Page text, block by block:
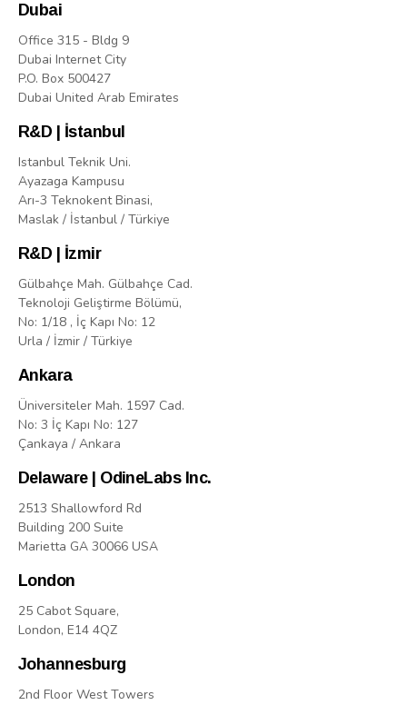
Dubai
Office 315 - Bldg 9
Dubai Internet City
P.O. Box 500427
Dubai United Arab Emirates
R&D | İstanbul
Istanbul Teknik Uni.
Ayazaga Kampusu
Arı-3 Teknokent Binasi,
Maslak / İstanbul / Türkiye
R&D | İzmir
Gülbahçe Mah. Gülbahçe Cad.
Teknoloji Geliştirme Bölümü,
No: 1/18 , İç Kapı No: 12
Urla / İzmir / Türkiye
Ankara
Üniversiteler Mah. 1597 Cad.
No: 3 İç Kapı No: 127
Çankaya / Ankara
Delaware | OdineLabs Inc.
2513 Shallowford Rd
Building 200 Suite
Marietta GA 30066 USA
London
25 Cabot Square,
London, E14 4QZ
Johannesburg
2nd Floor West Towers